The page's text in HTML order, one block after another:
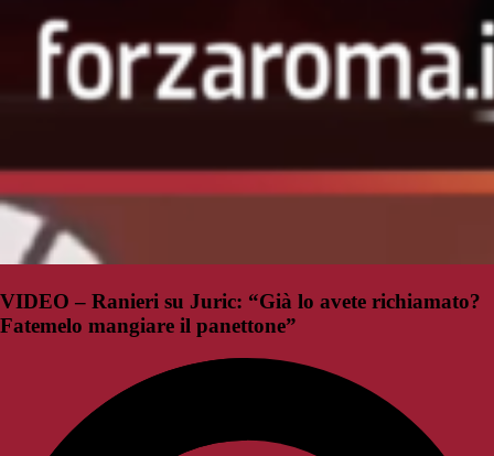
VIDEO – Ranieri su Juric: “Già lo avete richiamato?
Fatemelo mangiare il panettone”